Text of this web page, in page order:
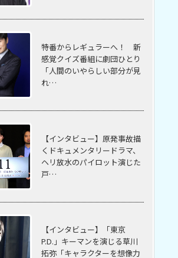
特番からレギュラーへ！ 新
感覚クイズ番組に劇団ひとり
「人間のいやらしい部分が見
れ…
【インタビュー】原発事故描
くドキュメンタリードラマ、
ヘリ放水のパイロット演じた
戸…
【インタビュー】「東京
P.D.」キーマンを演じる草川
拓弥「キャラクターを想像力